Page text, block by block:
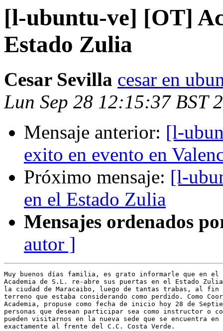
[l-ubuntu-ve] [OT]
Estado Zulia
Cesar Sevilla cesar en
Lun Sep 28 12:15:37 BST
Mensaje anterior: [l-
exito en evento en
Próximo mensaje: [l-
en el Estado Zulia
Mensajes ordenados
autor ]
Muy buenos días familia, es grato informarle que en
Academia de S.L. re-abre sus puertas en el Estado Zulia
la ciudad de Maracaibo, luego de tantas trabas, al fin
terreno que estaba considerando como perdido. Como
Academia, propuse como fecha de inicio hoy 28 de
personas que desean participar sea como instructor o
pueden visitarnos en la nueva sede que se encuentra
exactamente al frente del C.C. Costa Verde.